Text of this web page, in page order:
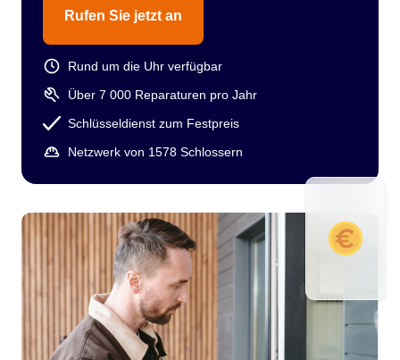
Rufen Sie jetzt an
Rund um die Uhr verfügbar
Über 7 000 Reparaturen pro Jahr
Schlüsseldienst zum Festpreis
Netzwerk von 1578 Schlossern